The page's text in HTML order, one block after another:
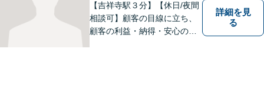
【吉祥寺駅３分】【休日/夜間
相談可】顧客の目線に立ち、
顧客の利益・納得・安心のた
詳細を見
る